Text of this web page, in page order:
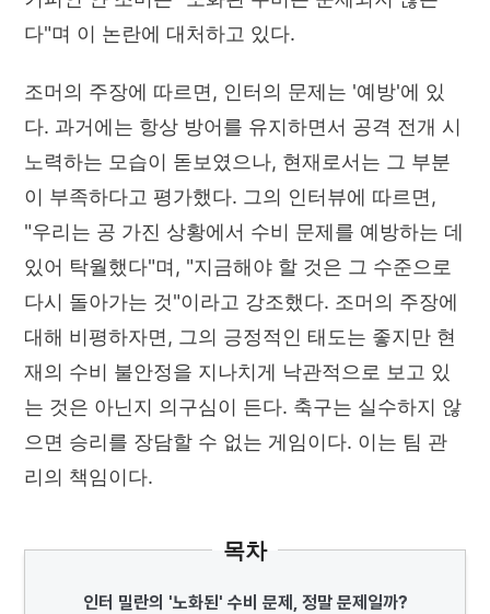
다"며 이 논란에 대처하고 있다.
조머의 주장에 따르면, 인터의 문제는 '예방'에 있
다. 과거에는 항상 방어를 유지하면서 공격 전개 시
노력하는 모습이 돋보였으나, 현재로서는 그 부분
이 부족하다고 평가했다. 그의 인터뷰에 따르면,
"우리는 공 가진 상황에서 수비 문제를 예방하는 데
있어 탁월했다"며, "지금해야 할 것은 그 수준으로
다시 돌아가는 것"이라고 강조했다. 조머의 주장에
대해 비평하자면, 그의 긍정적인 태도는 좋지만 현
재의 수비 불안정을 지나치게 낙관적으로 보고 있
는 것은 아닌지 의구심이 든다. 축구는 실수하지 않
으면 승리를 장담할 수 없는 게임이다. 이는 팀 관
리의 책임이다.
목차
인터 밀란의 '노화된' 수비 문제, 정말 문제일까?